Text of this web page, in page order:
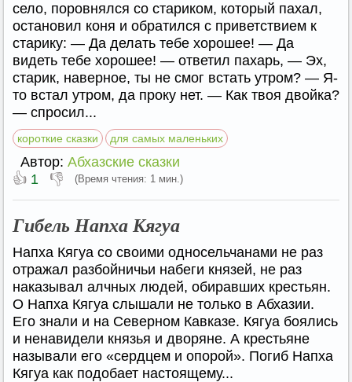
село, поровнялся со стариком, который пахал,
остановил коня и обратился с приветствием к
старику: — Да делать тебе хорошее! — Да
видеть тебе хорошее! — ответил пахарь, — Эх,
старик, наверное, ты не смог встать утром? — Я-
то встал утром, да проку нет. — Как твоя двойка?
— спросил...
короткие сказки для самых маленьких
Автор: Абхазские сказки
👍 1 👎 (Время чтения: 1 мин.)
Гибель Напха Кягуа
Напха Кягуа со своими односельчанами не раз
отражал разбойничьи набеги князей, не раз
наказывал алчных людей, обиравших крестьян.
О Напха Кягуа слышали не только в Абхазии.
Его знали и на Северном Кавказе. Кягуа боялись
и ненавидели князья и дворяне. А крестьяне
называли его «сердцем и опорой». Погиб Напха
Кягуа как подобает настоящему...